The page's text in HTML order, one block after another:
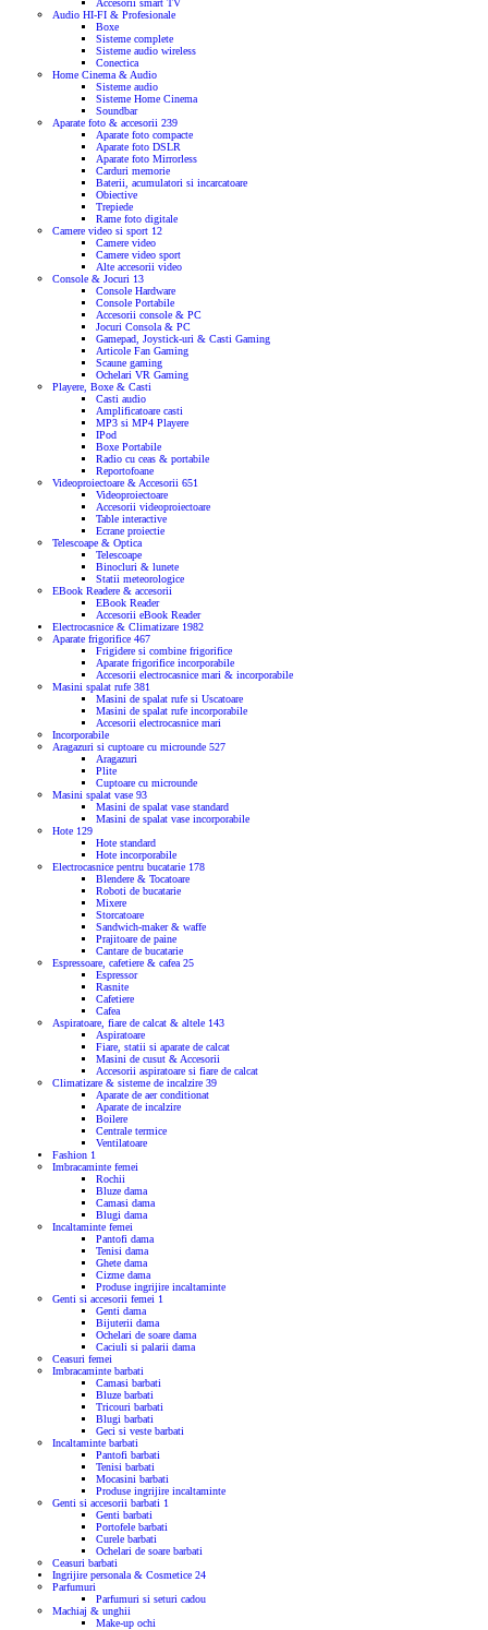
Accesorii smart TV
Audio HI-FI & Profesionale
Boxe
Sisteme complete
Sisteme audio wireless
Conectica
Home Cinema & Audio
Sisteme audio
Sisteme Home Cinema
Soundbar
Aparate foto & accesorii 239
Aparate foto compacte
Aparate foto DSLR
Aparate foto Mirrorless
Carduri memorie
Baterii, acumulatori si incarcatoare
Obiective
Trepiede
Rame foto digitale
Camere video si sport 12
Camere video
Camere video sport
Alte accesorii video
Console & Jocuri 13
Console Hardware
Console Portabile
Accesorii console & PC
Jocuri Consola & PC
Gamepad, Joystick-uri & Casti Gaming
Articole Fan Gaming
Scaune gaming
Ochelari VR Gaming
Playere, Boxe & Casti
Casti audio
Amplificatoare casti
MP3 si MP4 Playere
IPod
Boxe Portabile
Radio cu ceas & portabile
Reportofoane
Videoproiectoare & Accesorii 651
Videoproiectoare
Accesorii videoproiectoare
Table interactive
Ecrane proiectie
Telescoape & Optica
Telescoape
Binocluri & lunete
Statii meteorologice
EBook Readere & accesorii
EBook Reader
Accesorii eBook Reader
Electrocasnice & Climatizare 1982
Aparate frigorifice 467
Frigidere si combine frigorifice
Aparate frigorifice incorporabile
Accesorii electrocasnice mari & incorporabile
Masini spalat rufe 381
Masini de spalat rufe si Uscatoare
Masini de spalat rufe incorporabile
Accesorii electrocasnice mari
Incorporabile
Aragazuri si cuptoare cu microunde 527
Aragazuri
Plite
Cuptoare cu microunde
Masini spalat vase 93
Masini de spalat vase standard
Masini de spalat vase incorporabile
Hote 129
Hote standard
Hote incorporabile
Electrocasnice pentru bucatarie 178
Blendere & Tocatoare
Roboti de bucatarie
Mixere
Storcatoare
Sandwich-maker & waffe
Prajitoare de paine
Cantare de bucatarie
Espressoare, cafetiere & cafea 25
Espressor
Rasnite
Cafetiere
Cafea
Aspiratoare, fiare de calcat & altele 143
Aspiratoare
Fiare, statii si aparate de calcat
Masini de cusut & Accesorii
Accesorii aspiratoare si fiare de calcat
Climatizare & sisteme de incalzire 39
Aparate de aer conditionat
Aparate de incalzire
Boilere
Centrale termice
Ventilatoare
Fashion 1
Imbracaminte femei
Rochii
Bluze dama
Camasi dama
Blugi dama
Incaltaminte femei
Pantofi dama
Tenisi dama
Ghete dama
Cizme dama
Produse ingrijire incaltaminte
Genti si accesorii femei 1
Genti dama
Bijuterii dama
Ochelari de soare dama
Caciuli si palarii dama
Ceasuri femei
Imbracaminte barbati
Camasi barbati
Bluze barbati
Tricouri barbati
Blugi barbati
Geci si veste barbati
Incaltaminte barbati
Pantofi barbati
Tenisi barbati
Mocasini barbati
Produse ingrijire incaltaminte
Genti si accesorii barbati 1
Genti barbati
Portofele barbati
Curele barbati
Ochelari de soare barbati
Ceasuri barbati
Ingrijire personala & Cosmetice 24
Parfumuri
Parfumuri si seturi cadou
Machiaj & unghii
Make-up ochi